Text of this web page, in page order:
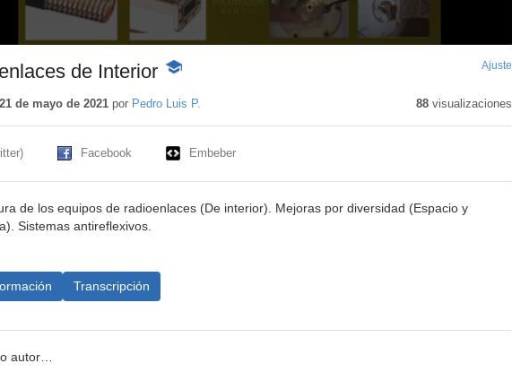
de Interior -
educativo
Ajuste
21 de mayo de 2021por Pedro Luis P. 88visualizaciones
Facebook Embeber
de los equipos de radioenlaces (De interior). Mejoras por diversidad (Espacio y
Sistemas antireflexivos.
Transcripción
autor…